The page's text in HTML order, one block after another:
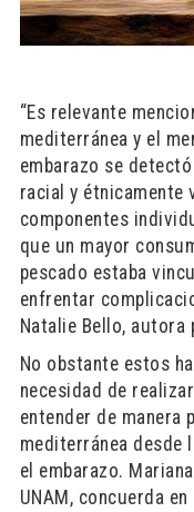
“Es relevante
mediterránea y el
embarazo se
racial y étnicamente
componentes
que un mayor
pescado estaba
enfrentar
Natalie Bello,
No obstante estos
necesidad de
entender de manera
mediterránea desde
el embarazo.
UNAM, concuerda